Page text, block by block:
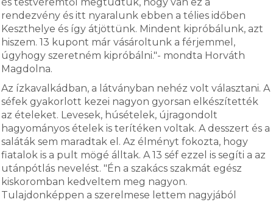
rendezvény és itt nyaralunk ebben a télies időben
Keszthelye és így átjöttünk. Mindent kipróbálunk, azt
hiszem. 13 kupont már vásároltunk a férjemmel,
úgyhogy szeretném kipróbálni."- mondta Horváth
Magdolna.
Az ízkavalkádban, a látványban nehéz volt választani. A
séfek gyakorlott kezei nagyon gyorsan elkészítették
az ételeket. Levesek, húsételek, újragondolt
hagyományos ételek is terítéken voltak. A desszert és a
saláták sem maradtak el. Az élményt fokozta, hogy
fiatalok is a pult mögé álltak. A 13 séf ezzel is segíti a az
utánpótlás nevelést. "Én a szakács szakmát egész
kiskoromban kedveltem meg nagyon.
Tulajdonképpen a szerelmese lettem nagyjából